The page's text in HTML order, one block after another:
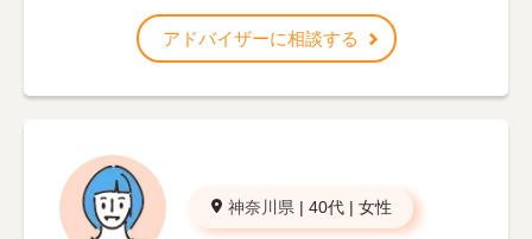
アドバイザーに相談する
神奈川県 | 40代 | 女性